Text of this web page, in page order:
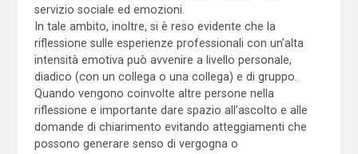
servizio sociale ed emozioni.
In tale ambito, inoltre, si è reso evidente che la
riflessione sulle esperienze professionali con un’alta
intensità emotiva può avvenire a livello personale,
diadico (con un collega o una collega) e di gruppo.
Quando vengono coinvolte altre persone nella
riflessione e importante dare spazio all’ascolto e alle
domande di chiarimento evitando atteggiamenti che
possono generare senso di vergogna o